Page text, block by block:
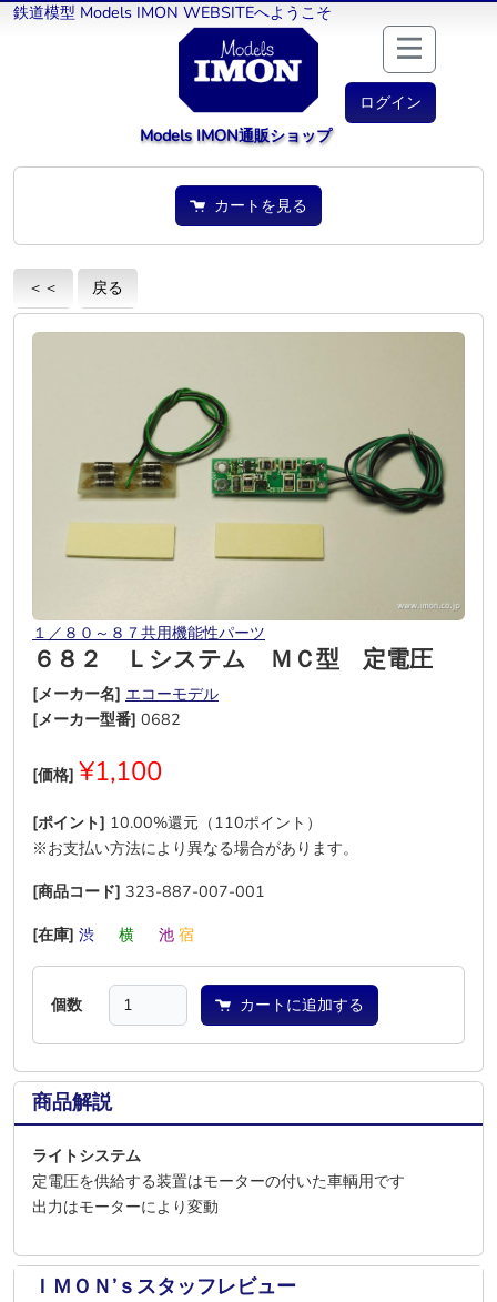
鉄道模型 Models IMON WEBSITEへようこそ
ログイン
Models IMON通販ショップ
カートを見る
＜＜ 戻る
１／８０～８７共用機能性パーツ
６８２ Ｌシステム ＭＣ型 定電圧
[メーカー名] エコーモデル
[メーカー型番] 0682
[価格] ¥1,100
[ポイント] 10.00%還元（110ポイント）
※お支払い方法により異なる場合があります。
[商品コード] 323-887-007-001
[在庫] 渋 横 池 宿
個数 カートに追加する
商品解説
ライトシステム
定電圧を供給する装置はモーターの付いた車輌用です
出力はモーターにより変動
ＩＭＯＮ’ｓスタッフレビュー